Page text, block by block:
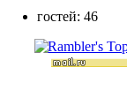
гостей: 46